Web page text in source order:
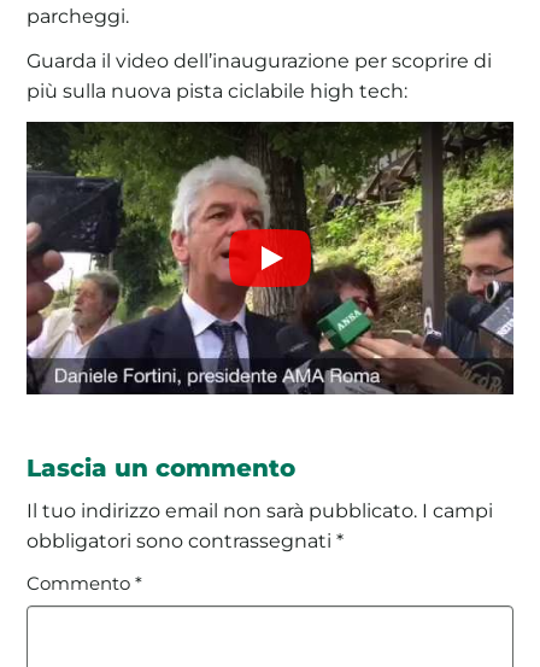
parcheggi.
Guarda il video dell’inaugurazione per scoprire di
più sulla nuova pista ciclabile high tech:
Play
Lascia un commento
Il tuo indirizzo email non sarà pubblicato. I campi
obbligatori sono contrassegnati*
Commento*